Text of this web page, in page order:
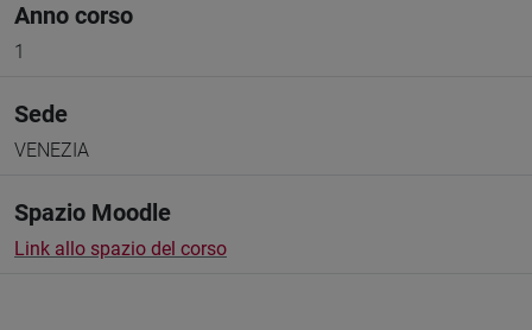
Anno corso
1
Sede
VENEZIA
Spazio Moodle
Link allo spazio del corso